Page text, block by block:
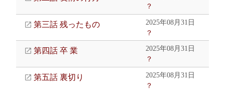
？
第三話 残ったもの
2025年08月31日
？
第四話 卒 業
2025年08月31日
？
第五話 裏切り
2025年08月31日
？